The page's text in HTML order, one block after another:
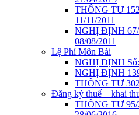
THÔNG TƯ
11/11/2011
NGHỊ ĐỊNH
08/08/2011
Lệ Phí Môn Bài
NGHỊ ĐỊNH
NGHỊ ĐỊNH
THÔNG TƯ
Đăng ký thuế – khai
THÔNG TƯ